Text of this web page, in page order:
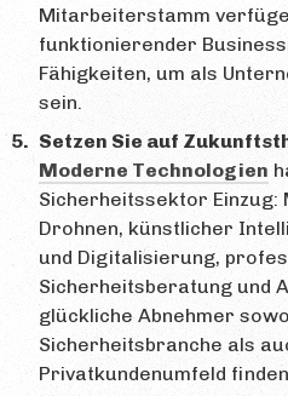
Mitarbeiterstamm
funktionierender
Fähigkeiten, um als
sein.
Setzen Sie auf
Moderne Technologien
Sicherheitssektor Einzug:
Drohnen, künstlicher
und Digitalisierung,
Sicherheitsberatung und
glückliche Abnehmer
Sicherheitsbranche als
Privatkundenumfeld